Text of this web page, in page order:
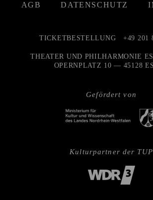
AGB DATENSCHUTZ
Gefördert von
TICKETBESTELLUNG +49 201
THEATER UND PHILHARMONIE
OPERNPLATZ 10 — 45128
Kulturpartner der TUP